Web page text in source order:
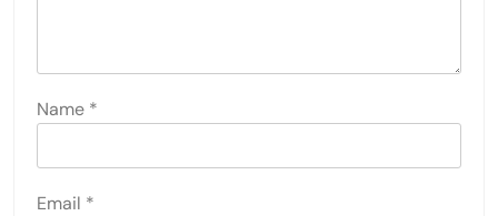
Name *
Email *